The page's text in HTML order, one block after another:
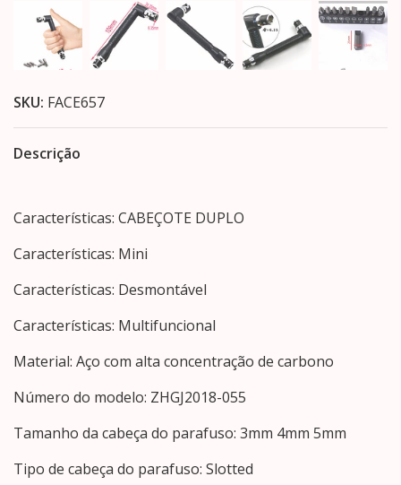
SKU: FACE657
Descrição
Características: CABEÇOTE DUPLO
Características: Mini
Características: Desmontável
Características: Multifuncional
Material: Aço com alta concentração de carbono
Número do modelo: ZHGJ2018-055
Tamanho da cabeça do parafuso: 3mm 4mm 5mm
Tipo de cabeça do parafuso: Slotted